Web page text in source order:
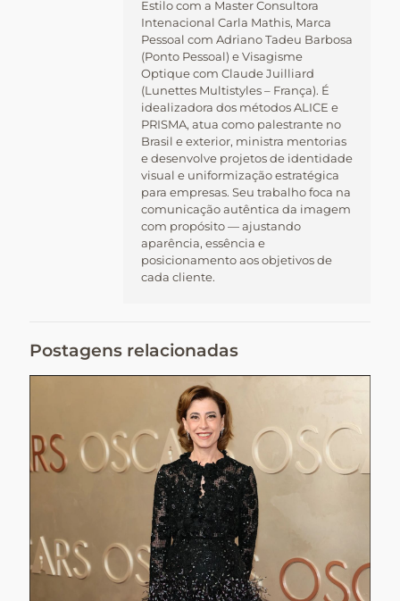
Estilo com a Master Consultora
Intenacional Carla Mathis, Marca
Pessoal com Adriano Tadeu Barbosa
(Ponto Pessoal) e Visagisme
Optique com Claude Juilliard
(Lunettes Multistyles – França). É
idealizadora dos métodos ALICE e
PRISMA, atua como palestrante no
Brasil e exterior, ministra mentorias
e desenvolve projetos de identidade
visual e uniformização estratégica
para empresas. Seu trabalho foca na
comunicação autêntica da imagem
com propósito — ajustando
aparência, essência e
posicionamento aos objetivos de
cada cliente.
Postagens relacionadas